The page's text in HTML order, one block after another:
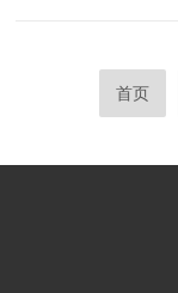
黄的经验来看
首页